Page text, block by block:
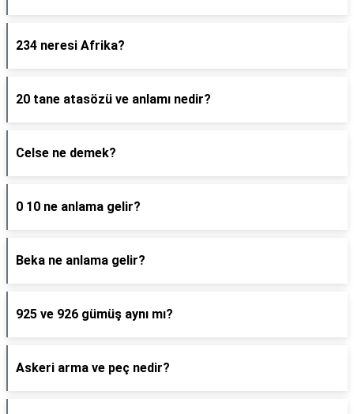
234 neresi Afrika?
20 tane atasözü ve anlamı nedir?
Celse ne demek?
0 10 ne anlama gelir?
Beka ne anlama gelir?
925 ve 926 gümüş aynı mı?
Askeri arma ve peç nedir?